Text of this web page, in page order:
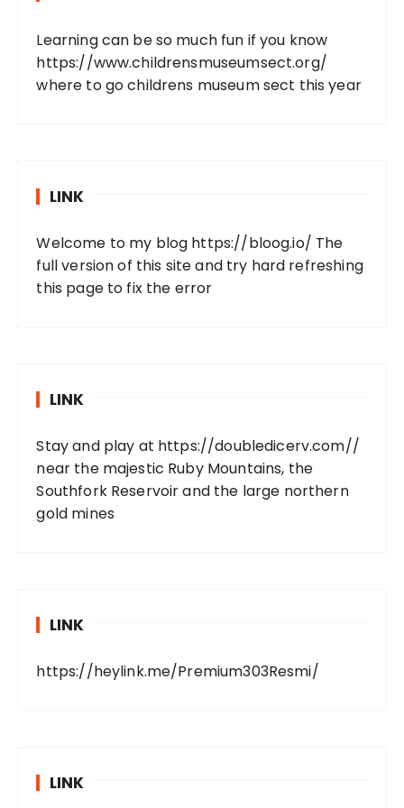
Learning can be so much fun if you know
https://www.childrensmuseumsect.org/
where to go childrens museum sect this year
LINK
Welcome to my blog https://bloog.io/ The
full version of this site and try hard refreshing
this page to fix the error
LINK
Stay and play at https://doubledicerv.com//
near the majestic Ruby Mountains, the
Southfork Reservoir and the large northern
gold mines
LINK
https://heylink.me/Premium303Resmi/
LINK